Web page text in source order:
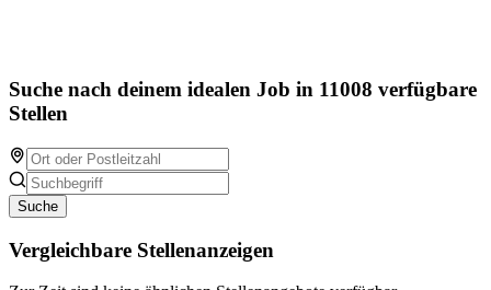
Suche nach deinem idealen Job in 11008 verfügbare
Stellen
Suche
Vergleichbare Stellenanzeigen